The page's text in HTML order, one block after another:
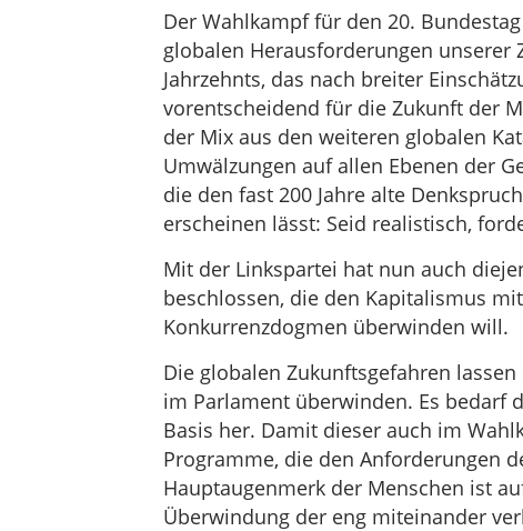
Der Wahlkampf für den 20.
globalen Herausforderungen unserer
Jahrzehnts, das nach breiter
vorentscheidend für die Zukunft der
der Mix aus den weiteren globalen
Umwälzungen auf allen Ebenen der
die den fast 200 Jahre alte
erscheinen lässt: Seid realistisch,
Mit der Linkspartei hat nun auch
beschlossen, die den Kapitalismus
Konkurrenzdogmen überwinden will.
Die globalen Zukunftsgefahren
im Parlament überwinden. Es bedarf
Basis her. Damit dieser auch im
Programme, die den Anforderungen
Hauptaugenmerk der Menschen ist
Überwindung der eng miteinander